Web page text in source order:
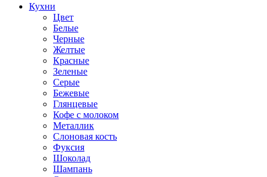
Кухни
Цвет
Белые
Черные
Желтые
Красные
Зеленые
Серые
Бежевые
Глянцевые
Кофе с молоком
Металлик
Слоновая кость
Фуксия
Шоколад
Шампань